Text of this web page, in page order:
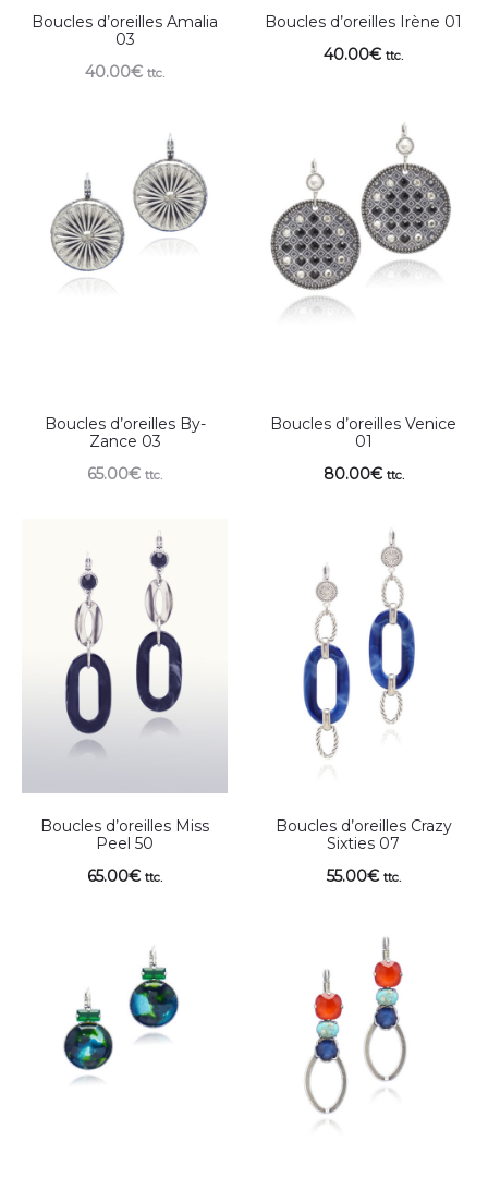
Boucles d’oreilles Amalia
03
40.00€ ttc.
Boucles d’oreilles Irène 01
40.00€ ttc.
Boucles d’oreilles By-
Zance 03
65.00€ ttc.
Boucles d’oreilles Venice
01
80.00€ ttc.
Boucles d’oreilles Miss
Peel 50
65.00€ ttc.
Boucles d’oreilles Crazy
Sixties 07
55.00€ ttc.